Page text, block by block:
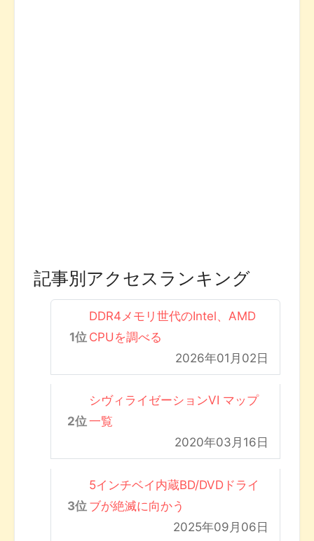
記事別アクセスランキング
DDR4メモリ世代のIntel、AMD
CPUを調べる
2026年01月02日
シヴィライゼーションVI マップ
一覧
2020年03月16日
5インチベイ内蔵BD/DVDドライ
ブが絶滅に向かう
2025年09月06日